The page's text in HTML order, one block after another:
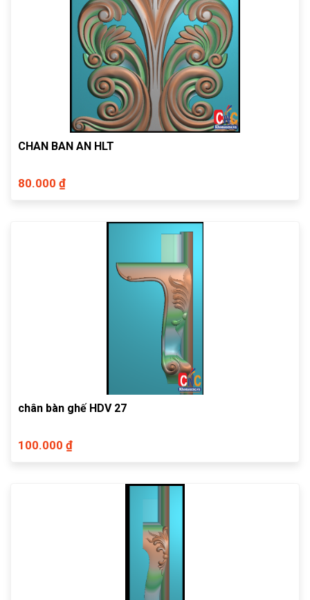
CHAN BAN AN HLT
80.000 ₫
chân bàn ghế HDV 27
100.000 ₫